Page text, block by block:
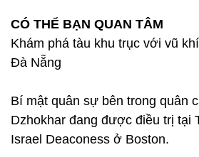
CÓ THỂ BẠN QUAN TÂM
Khám phá tàu khu trục với vũ
Đà Nẵng
Bí mật quân sự bên trong quân
Dzhokhar đang được điều trị tại
Israel Deaconess ở Boston.